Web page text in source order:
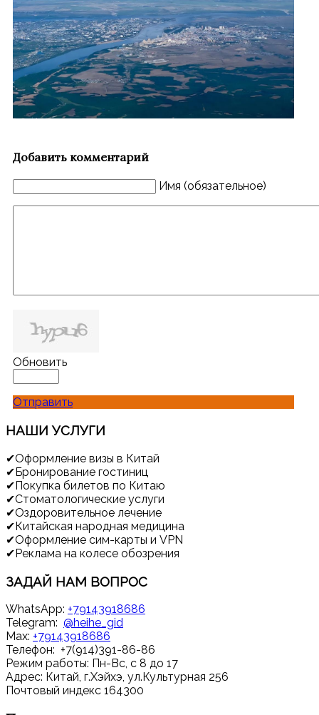
Добавить комментарий
Имя (обязательное)
Обновить
Отправить
НАШИУСЛУГИ
✔Оформление визы в Китай
✔Бронирование гостиниц
✔Покупка билетов по Китаю
✔Стоматологические услуги
✔Оздоровительное лечение
✔Китайская народная медицина
✔Оформление сим-карты и VPN
✔Реклама на колесе обозрения
ЗАДАЙ НАМ ВОПРОС
WhatsApp: +79143918686
Telegram: @heihe_gid
Max: +79143918686
Телефон: +7(914)391-86-86
Режим работы: Пн-Вс, с 8 до 17
Адрес: Китай, г.Хэйхэ, ул.Культурная 256
Почтовый индекс 164300